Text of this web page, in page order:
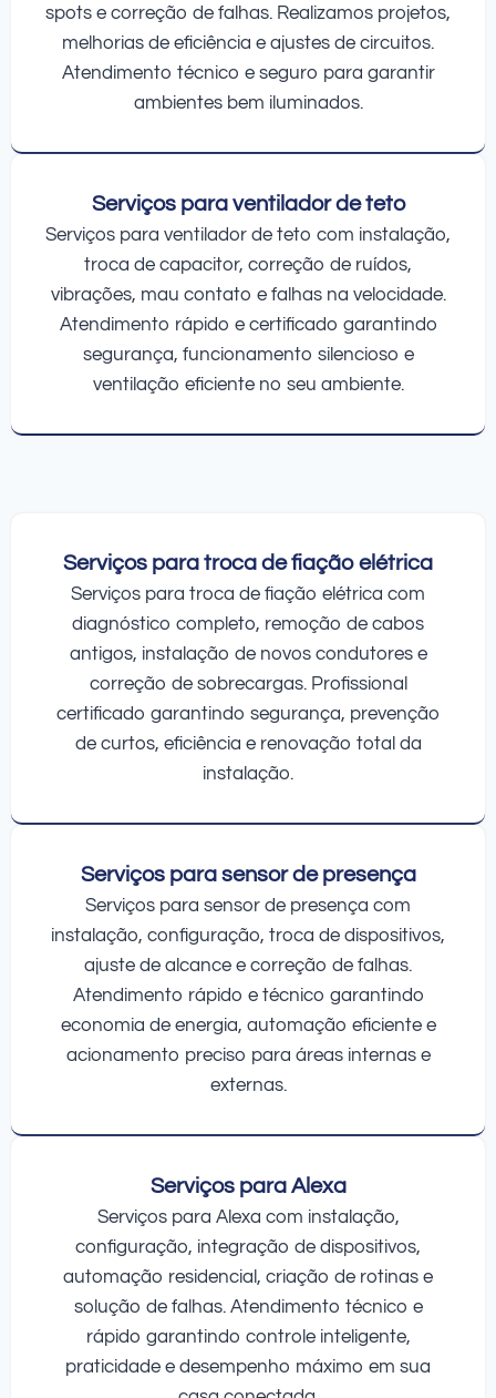
spots e correção de falhas. Realizamos projetos,
melhorias de eficiência e ajustes de circuitos.
Atendimento técnico e seguro para garantir
ambientes bem iluminados.
Serviços para ventilador de teto
Serviços para ventilador de teto com instalação,
troca de capacitor, correção de ruídos,
vibrações, mau contato e falhas na velocidade.
Atendimento rápido e certificado garantindo
segurança, funcionamento silencioso e
ventilação eficiente no seu ambiente.
Serviços para troca de fiação elétrica
Serviços para troca de fiação elétrica com
diagnóstico completo, remoção de cabos
antigos, instalação de novos condutores e
correção de sobrecargas. Profissional
certificado garantindo segurança, prevenção
de curtos, eficiência e renovação total da
instalação.
Serviços para sensor de presença
Serviços para sensor de presença com
instalação, configuração, troca de dispositivos,
ajuste de alcance e correção de falhas.
Atendimento rápido e técnico garantindo
economia de energia, automação eficiente e
acionamento preciso para áreas internas e
externas.
Serviços para Alexa
Serviços para Alexa com instalação,
configuração, integração de dispositivos,
automação residencial, criação de rotinas e
solução de falhas. Atendimento técnico e
rápido garantindo controle inteligente,
praticidade e desempenho máximo em sua